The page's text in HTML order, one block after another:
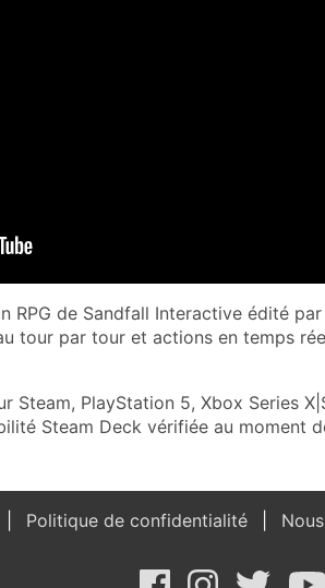
RPG de Sandfall Interactive édité
tour par tour et actions en temps
Steam, PlayStation 5, Xbox Series
Steam Deck vérifiée au moment
Politique de confidentialité